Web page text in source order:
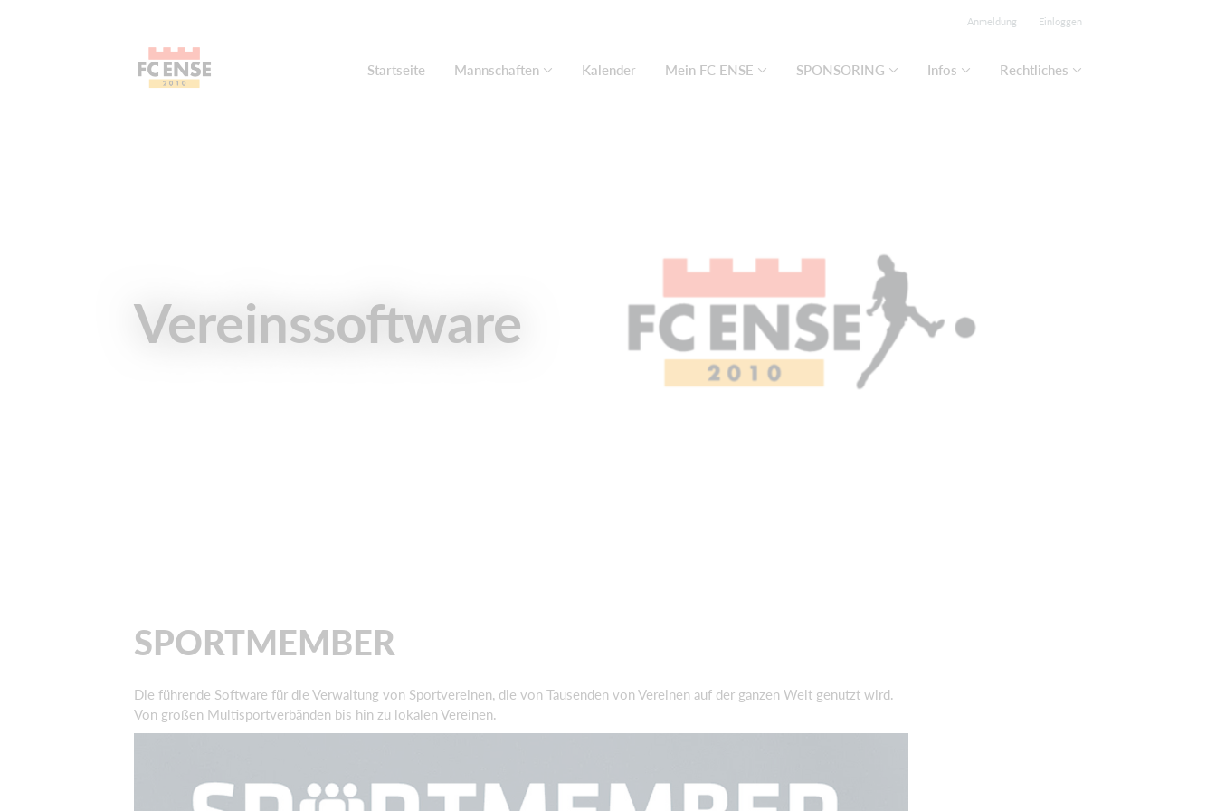
Anmeldung Einloggen
Startseite Mannschaften Kalender Mein FC ENSE SPONSORING Infos Rechtliches
Vereinssoftware
SPORTMEMBER
Die führende Software für die Verwaltung von Sportvereinen, die von Tausenden von Vereinen auf der ganzen Welt genutzt wird.
Von großen Multisportverbänden bis hin zu lokalen Vereinen.